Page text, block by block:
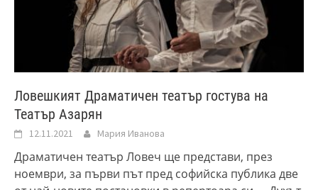
Ловешкият Драматичен театър гостува на
Театър Азарян
12.11.2021 Мария Иванова
Драматичен театър Ловеч ще представи, през
ноември, за първи път пред софийска публика две